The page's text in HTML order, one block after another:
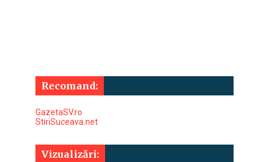
Recomand:
GazetaSV.ro
StiriSuceava.net
Vizualizări: